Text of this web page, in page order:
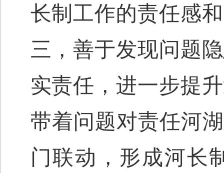
长制工作的责任感
三，善于发现问题
实责任，进一步提
带着问题对责任河
门联动，形成河长